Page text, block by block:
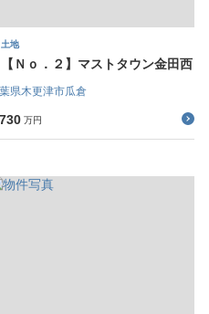
土地
【Ｎｏ．２】マストタウン金田西
県木更津市瓜倉
万円